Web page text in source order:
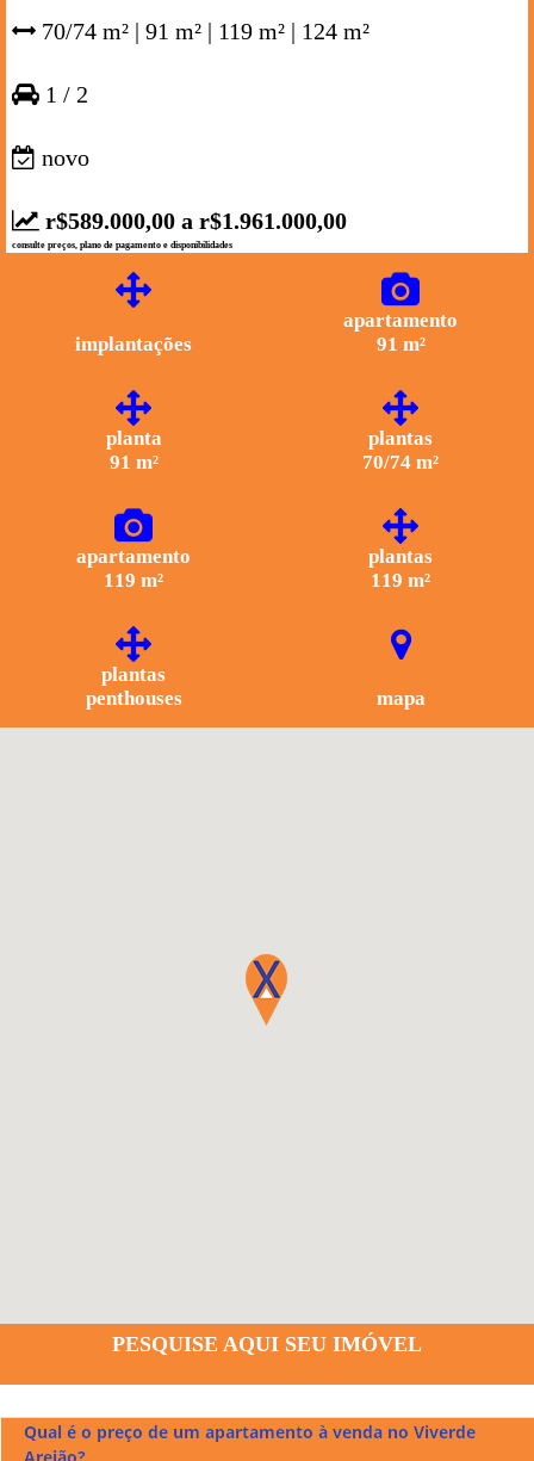
70/74 m² | 91 m² | 119 m² | 124 m²
1 / 2
novo
r$589.000,00 a r$1.961.000,00
consulte preços, plano de pagamento e disponibilidades
implantações
apartamento
91 m²
planta
91 m²
plantas
70/74 m²
apartamento
119 m²
plantas
119 m²
plantas
penthouses
mapa
PESQUISE AQUI SEU IMÓVEL
Qual é o preço de um apartamento à venda no Viverde
Areião?